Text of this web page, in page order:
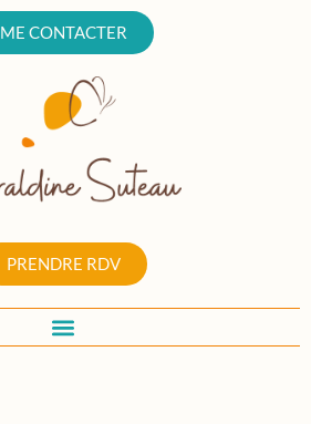
PRENDRE RDV
ME CONTACTER